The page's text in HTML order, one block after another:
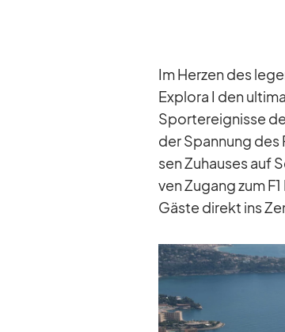
Im Her­zen des
Ex­plora I den
Sport­er­eig­nisse
der Span­nung
sen Zu­hau­ses auf
ven Zu­gang zum
Gäste di­rekt ins